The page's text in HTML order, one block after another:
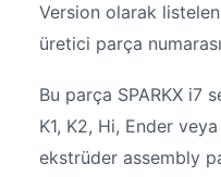
Version olarak
üretici parça
Bu parça SPARKX i7
K1, K2, Hi, Ender
ekstrüder assembly